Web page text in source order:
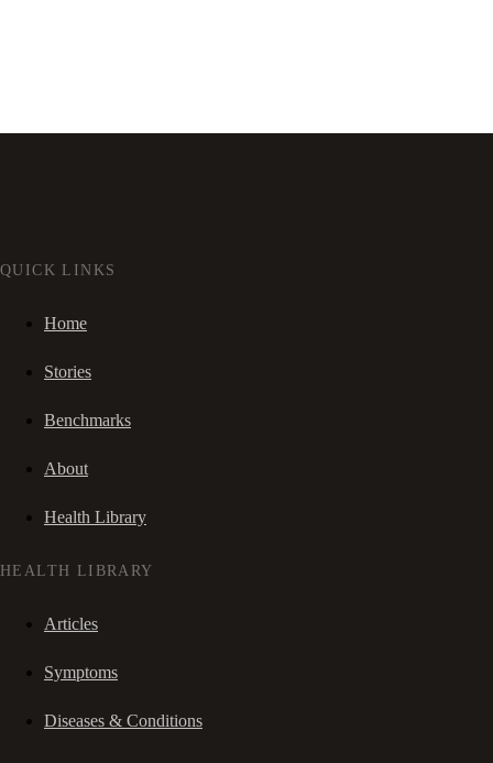
QUICK LINKS
Home
Stories
Benchmarks
About
Health Library
HEALTH LIBRARY
Articles
Symptoms
Diseases & Conditions